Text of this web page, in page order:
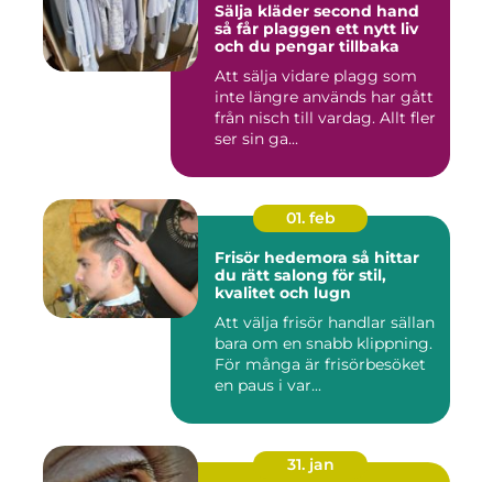
Sälja kläder second hand
så får plaggen ett nytt liv
och du pengar tillbaka
Att sälja vidare plagg som
inte längre används har gått
från nisch till vardag. Allt fler
ser sin ga...
01. feb
Frisör hedemora så hittar
du rätt salong för stil,
kvalitet och lugn
Att välja frisör handlar sällan
bara om en snabb klippning.
För många är frisörbesöket
en paus i var...
31. jan